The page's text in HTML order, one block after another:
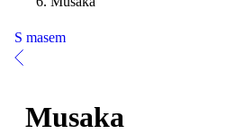
S masem
Musaka